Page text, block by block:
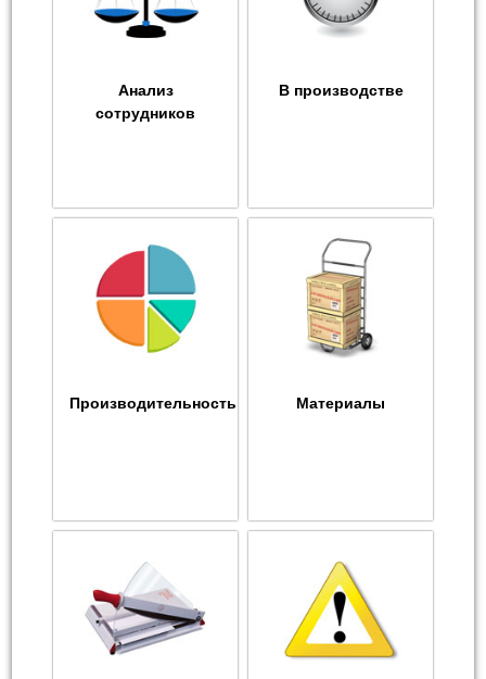
Анализ
сотрудников
В производстве
Производительность Материалы